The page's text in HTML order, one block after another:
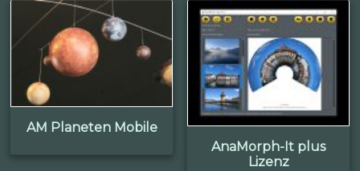
AM Planeten Mobile
AnaMorph-It plus
Lizenz